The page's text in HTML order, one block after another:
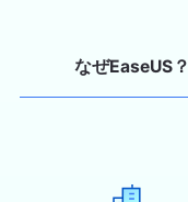
なぜEaseUS？